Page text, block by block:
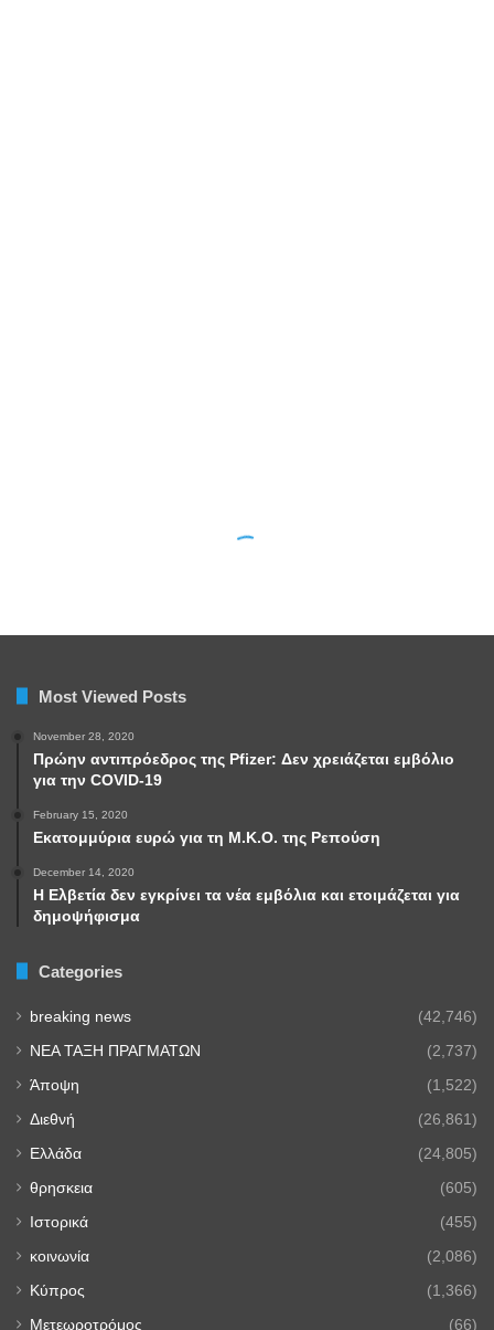
Most Viewed Posts
November 28, 2020
Πρώην αντιπρόεδρος της Pfizer: Δεν χρειάζεται εμβόλιο
για την COVID-19
February 15, 2020
Εκατομμύρια ευρώ για τη Μ.Κ.Ο. της Ρεπούση
December 14, 2020
Η Ελβετία δεν εγκρίνει τα νέα εμβόλια και ετοιμάζεται για
δημοψήφισμα
Categories
breaking news (42,746)
NEA TAΞΗ ΠΡΑΓΜΑΤΩΝ (2,737)
Άποψη (1,522)
Διεθνή (26,861)
Ελλάδα (24,805)
θρησκεια (605)
Ιστορικά (455)
κοινωνία (2,086)
Κύπρος (1,366)
Μετεωροτρόμος (66)